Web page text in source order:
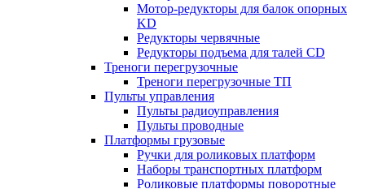
Мотор-редукторы для балок опорных
KD
Редукторы червячные
Редукторы подъема для талей CD
Треноги перегрузочные
Треноги перегрузочные ТП
Пульты управления
Пульты радиоуправления
Пульты проводные
Платформы грузовые
Ручки для роликовых платформ
Наборы транспортных платформ
Роликовые платформы поворотные